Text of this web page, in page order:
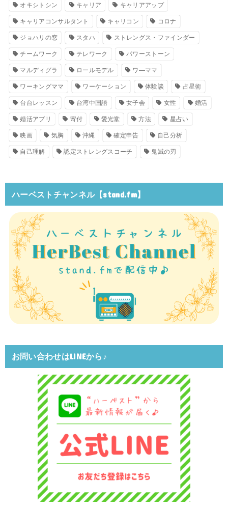
オキシトシン キャリア キャリアアップ
キャリアコンサルタント キャリコン コロナ
ジョハリの窓 スタハ ストレングス・ファインダー
チームワーク テレワーク パワーストーン
マルディグラ ロールモデル ワ―ママ
ワーキングママ ワーケーション 体験談 占星術
台台レッスン 台湾中国語 女子会 女性 婚活
婚活アプリ 寄付 愛光堂 方法 星占い
映画 気胸 沖縄 確定申告 自己分析
自己理解 認定ストレングスコーチ 鬼滅の刃
ハーベストチャンネル【stand.fm】
お問い合わせはLINEから♪